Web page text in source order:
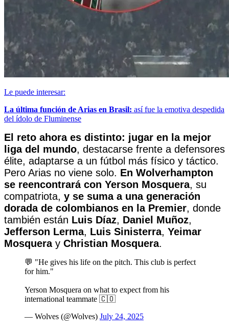
Le puede interesar:
La última función de Arias en Brasil: así fue la emotiva despedida
del ídolo de Fluminense
El reto ahora es distinto: jugar en la mejor
liga del mundo, destacarse frente a defensores
élite, adaptarse a un fútbol más físico y táctico.
Pero Arias no viene solo. En Wolverhampton
se reencontrará con Yerson Mosquera, su
compatriota, y se suma a una generación
dorada de colombianos en la Premier, donde
también están Luis Díaz, Daniel Muñoz,
Jefferson Lerma, Luis Sinisterra, Yeimar
Mosqueray Christian Mosquera.
💬 "He gives his life on the pitch. This club is perfect
for him."
Yerson Mosquera on what to expect from his
international teammate 🇨🇴
— Wolves (@Wolves) July 24, 2025